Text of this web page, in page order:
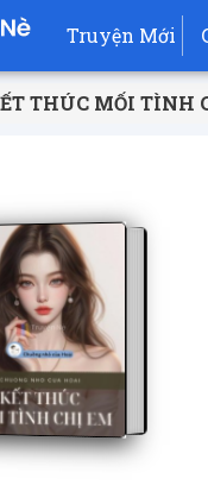
Truyện Mới
THÚC MỐI TÌNH